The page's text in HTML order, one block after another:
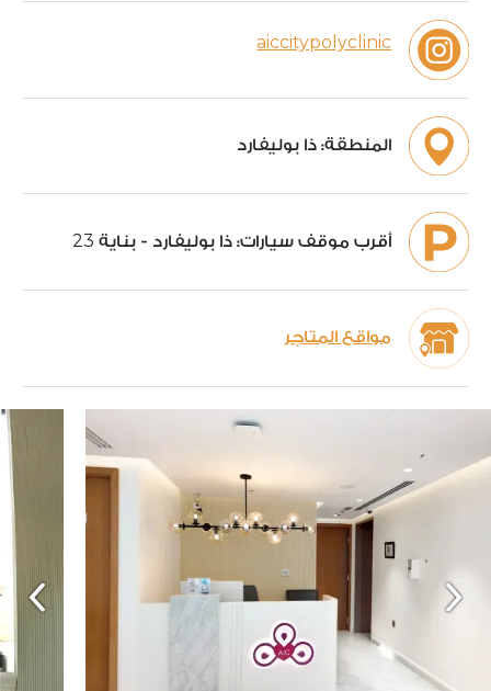
aiccitypolyclinic
المنطقة: ذا بوليفارد
أقرب موقف سيارات: ذا بوليفارد - بناية 23
مواقع المتاجر